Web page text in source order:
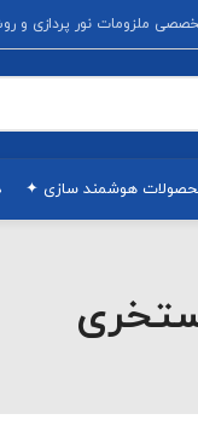
ملزومات نور پردازی و
هوشمند سازی ✦